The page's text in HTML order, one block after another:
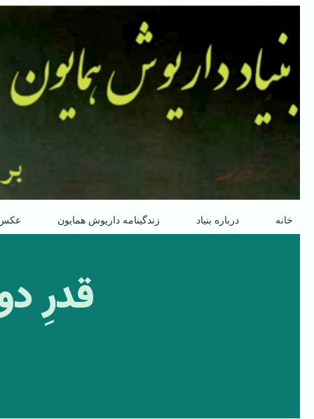
پرش
محتوا
خانه درباره بنیاد زندگینامه داریوش همایون
قدرِ